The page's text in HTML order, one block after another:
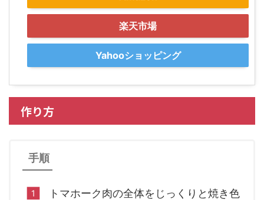
楽天市場
Yahooショッピング
作り方
手順
トマホーク肉の全体をじっくりと焼き色